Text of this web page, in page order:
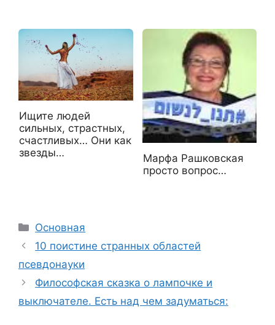
Ищите людей
сильных, страстных,
счастливых… Они как
звезды…
Марфа Рашковская
просто вопрос…
Рубрики
Основная
10 поистине странных областей
псевдонауки
Философская сказка о лампочке и
выключателе. Есть над чем задуматься: